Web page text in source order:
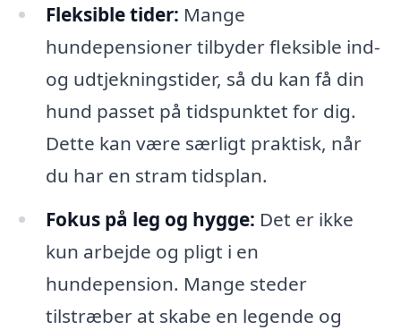
Fleksible tider: Mange
hundepensioner tilbyder fleksible ind-
og udtjekningstider, så du kan få din
hund passet på tidspunktet for dig.
Dette kan være særligt praktisk, når
du har en stram tidsplan.
Fokus på leg og hygge: Det er ikke
kun arbejde og pligt i en
hundepension. Mange steder
tilstræber at skabe en legende og